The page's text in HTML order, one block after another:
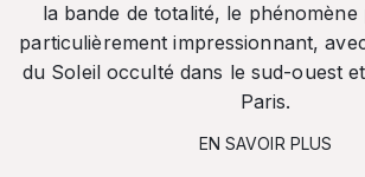
la bande de totalité, le
particulièrement impressionnant,
du Soleil occulté dans le sud-ouest
Paris.
EN SAVOIR PLUS